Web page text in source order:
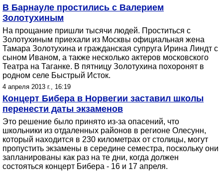
В Барнауле простились с Валерием
Золотухиным
На прощание пришли тысячи людей. Проститься с
Золотухиным приехали из Москвы официальная жена
Тамара Золотухина и гражданская супруга Ирина Линдт с
сыном Иваном, а также несколько актеров московского
Театра на Таганке. В пятницу Золотухина похоронят в
родном селе Быстрый Исток.
4 апреля 2013 г., 16:19
Концерт Бибера в Норвегии заставил школы
перенести даты экзаменов
Это решение было принято из-за опасений, что
школьники из отдаленных районов в регионе Олесунн,
который находится в 230 километрах от столицы, могут
пропустить экзамены в середине семестра, поскольку они
запланированы как раз на те дни, когда должен
состояться концерт Бибера - 16 и 17 апреля.